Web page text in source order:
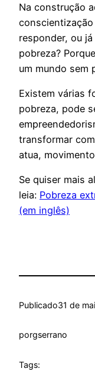
Na construção
responder, ou
pobreza?
um mundo sem
Existem várias
pobreza, pode
transformar
atua,
Se quiser mais
leia: Pobreza
(em inglês)
Publicado31 de
porgserrano
Tags: